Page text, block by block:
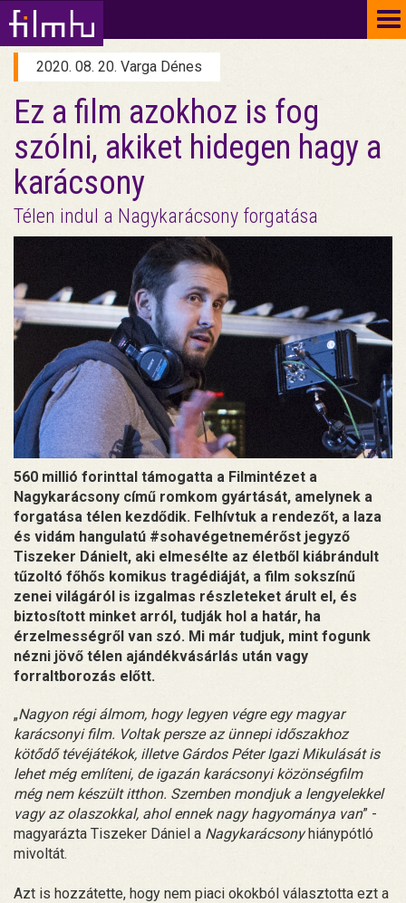
2020. 08. 20. Varga Dénes
Ez a film azokhoz is fog
szólni, akiket hidegen hagy a
karácsony
Télen indul a Nagykarácsony forgatása
560 millió forinttal támogatta a Filmintézet a
Nagykarácsony című romkom gyártását, amelynek a
forgatása télen kezdődik. Felhívtuk a rendezőt, a laza
és vidám hangulatú #sohavégetnemérőst jegyző
Tiszeker Dánielt, aki elmesélte az életből kiábrándult
tűzoltó főhős komikus tragédiáját, a film sokszínű
zenei világáról is izgalmas részleteket árult el, és
biztosított minket arról, tudják hol a határ, ha
érzelmességről van szó. Mi már tudjuk, mint fogunk
nézni jövő télen ajándékvásárlás után vagy
forraltborozás előtt.
„Nagyon régi álmom, hogy legyen végre egy magyar
karácsonyi film. Voltak persze az ünnepi időszakhoz
kötődő tévéjátékok, illetve Gárdos Péter Igazi Mikulását is
lehet még említeni, de igazán karácsonyi közönségfilm
még nem készült itthon. Szemben mondjuk a lengyelekkel
vagy az olaszokkal, ahol ennek nagy hagyománya van” -
magyarázta Tiszeker Dániel a Nagykarácsonyhiánypótló
mivoltát.
Azt is hozzátette, hogy nem piaci okokból választotta ezt a